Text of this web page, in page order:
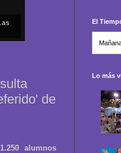
de
alumnos
El
Lo más